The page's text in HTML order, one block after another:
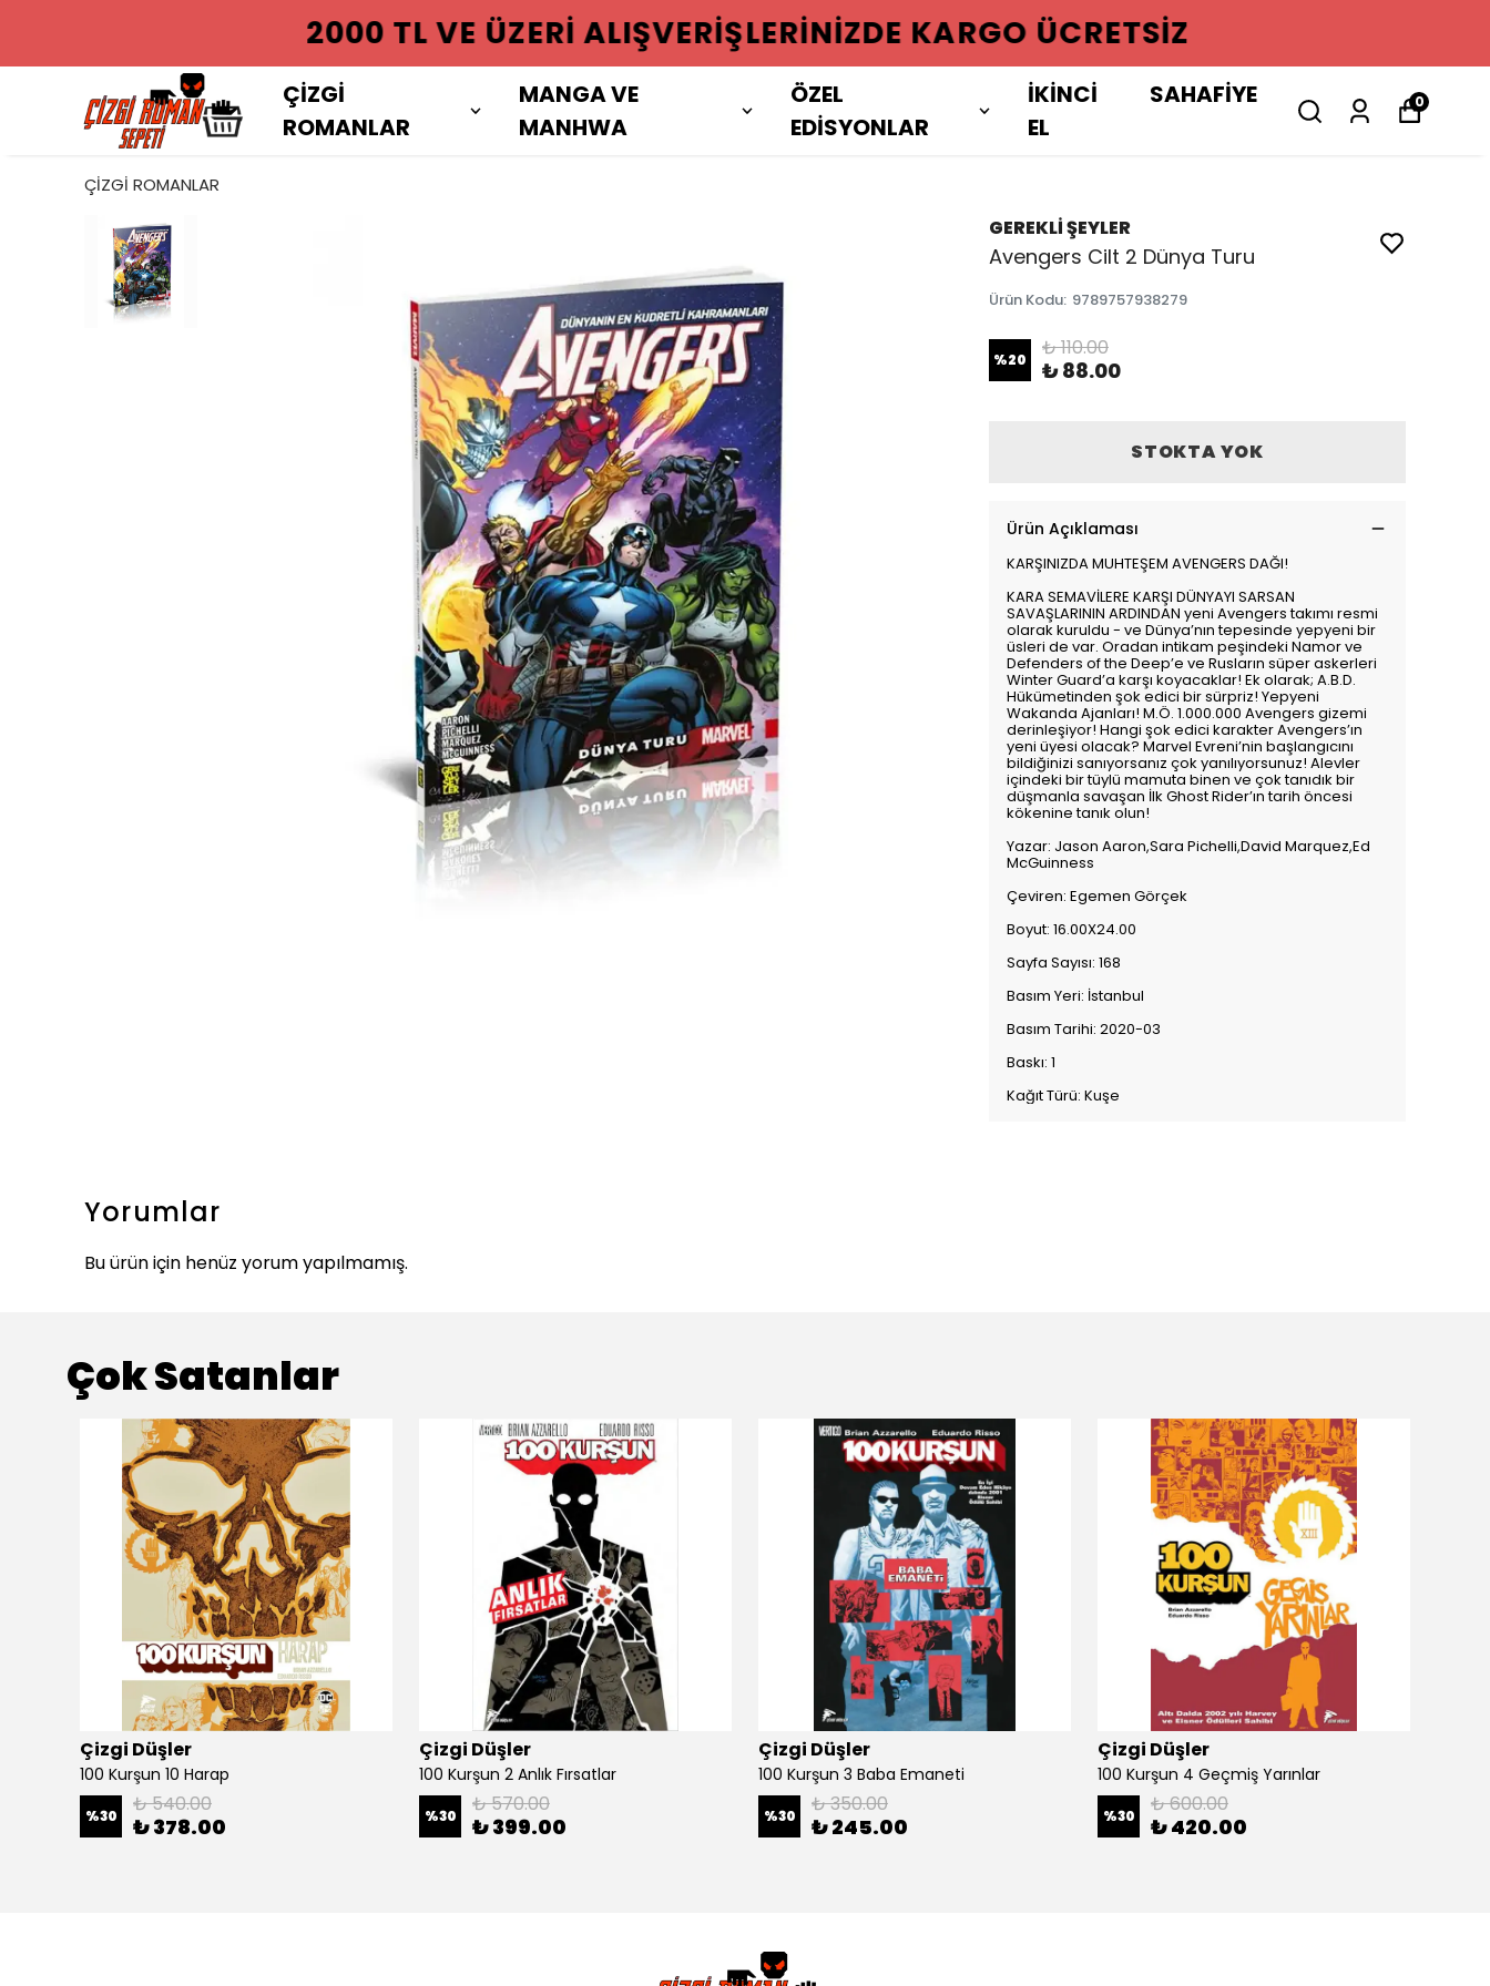
2000 TL VE ÜZERI ALIŞVERIŞLERINIZDE KARGO ÜCRETSIZ
ÇİZGİ
ROMANLAR
MANGA VE
MANHWA
ÖZEL
EDİSYONLAR
İKİNCİ
EL
SAHAFİYE 0
ÇİZGİ ROMANLAR
GEREKLİ ŞEYLER
Avengers Cilt 2 Dünya Turu
Ürün Kodu: 9789757938279
%20 ₺ 110.00
₺ 88.00
STOKTA YOK
Ürün Açıklaması
KARŞINIZDA MUHTEŞEM AVENGERS DAĞI!
KARA SEMAVİLERE KARŞI DÜNYAYI SARSAN
SAVAŞLARININ ARDINDAN yeni Avengers takımı resmi
olarak kuruldu - ve Dünya’nın tepesinde yepyeni bir
üsleri de var. Oradan intikam peşindeki Namor ve
Defenders of the Deep’e ve Rusların süper askerleri
Winter Guard’a karşı koyacaklar! Ek olarak; A.B.D.
Hükümetinden şok edici bir sürpriz! Yepyeni
Wakanda Ajanları! M.Ö. 1.000.000 Avengers gizemi
derinleşiyor! Hangi şok edici karakter Avengers’ın
yeni üyesi olacak? Marvel Evreni’nin başlangıcını
bildiğinizi sanıyorsanız çok yanılıyorsunuz! Alevler
içindeki bir tüylü mamuta binen ve çok tanıdık bir
düşmanla savaşan İlk Ghost Rider’ın tarih öncesi
kökenine tanık olun!
Yazar: Jason Aaron,Sara Pichelli,David Marquez,Ed
McGuinness
Çeviren: Egemen Görçek
Boyut: 16.00X24.00
Sayfa Sayısı: 168
Basım Yeri: İstanbul
Basım Tarihi: 2020-03
Baskı: 1
Kağıt Türü: Kuşe
Yorumlar
Bu ürün için henüz yorum yapılmamış.
Çok Satanlar
Çizgi Düşler
100 Kurşun 10 Harap
%30 ₺ 540.00
₺ 378.00
Çizgi Düşler
100 Kurşun 2 Anlık Fırsatlar
%30 ₺ 570.00
₺ 399.00
Çizgi Düşler
100 Kurşun 3 Baba Emaneti
%30 ₺ 350.00
₺ 245.00
Çizgi Düşler
100 Kurşun 4 Geçmiş Yarınlar
%30 ₺ 600.00
₺ 420.00